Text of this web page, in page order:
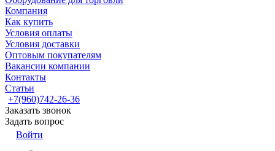
Компания
Как купить
Условия оплаты
Условия доставки
Оптовым покупателям
Вакансии компании
Контакты
Статьи
+7(960)742-26-36
Заказать звонок
Задать вопрос
Войти